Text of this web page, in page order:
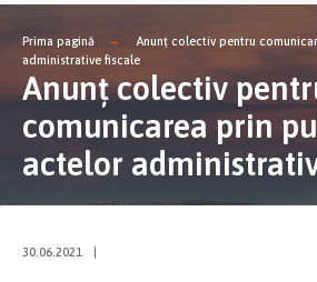
Prima pagină
Anunţ colectiv pentru
administrative fiscale
Anunţ colectiv
comunicarea prin
actelor
30.06.2021